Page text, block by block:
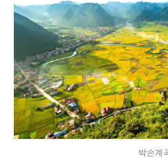
박손계